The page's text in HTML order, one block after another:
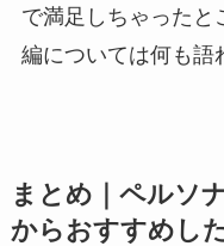
で満足しちゃったと
編については何も語
まとめ｜ペルソ
からおすすめし